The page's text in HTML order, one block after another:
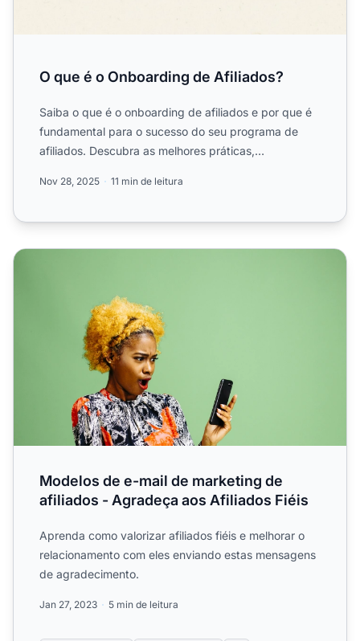
O que é o Onboarding de Afiliados?
Saiba o que é o onboarding de afiliados e por que é
fundamental para o sucesso do seu programa de
afiliados. Descubra as melhores práticas,
Nov 28, 2025 11 min de leitura
Modelos de e-mail de marketing de afiliados - Agradeça
Modelos de e-mail de marketing de
afiliados - Agradeça aos Afiliados Fiéis
Aprenda como valorizar afiliados fiéis e melhorar o
relacionamento com eles enviando estas mensagens
de agradecimento.
Jan 27, 2023 5 min de leitura